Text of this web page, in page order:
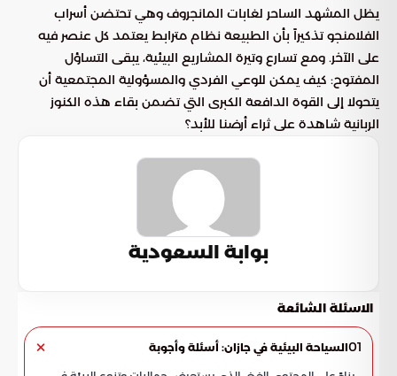
يظل المشهد الساحر لغابات المانجروف وهي تحتضن أسراب
الفلامنجو تذكيراً بأن الطبيعة نظام مترابط يعتمد كل عنصر فيه
على الآخر. ومع تسارع وتيرة المشاريع البيئية، يبقى التساؤل
المفتوح: كيف يمكن للوعي الفردي والمسؤولية المجتمعية أن
يتحولا إلى القوة الدافعة الكبرى التي تضمن بقاء هذه الكنوز
الربانية شاهدة على ثراء أرضنا للأبد؟
بوابة السعودية
الاسئلة الشائعة
01السياحة البيئية في جازان: أسئلة وأجوبة